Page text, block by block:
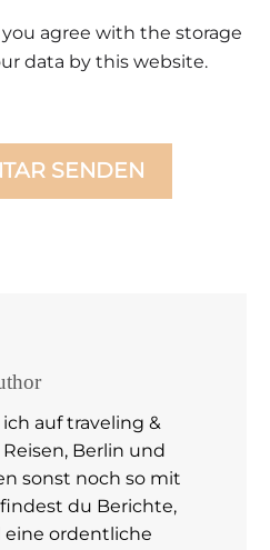
agree with the storage
data by this website.
SENDEN
ich auf traveling &
Berlin und
sonst noch so mit
du Berichte,
eine ordentliche